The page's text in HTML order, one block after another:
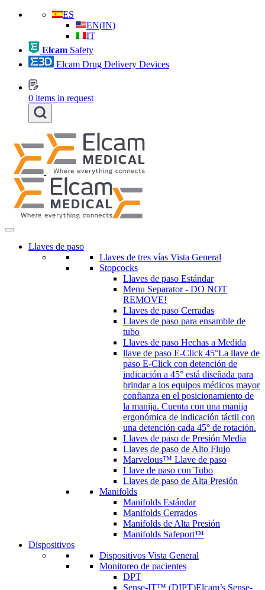
ES
EN(IN)
IT
Elcam Safety
Elcam Drug Delivery Devices
0 items in request
Llaves de paso
Llaves de tres vías Vista General
Stopcocks
Llaves de paso Estándar
Menu Separator - DO NOT
REMOVE!
Llaves de paso Cerradas
Llaves de paso para ensamble de
tubo
Llaves de paso Hechas a Medida
llave de paso E-Click 45°La llave de
paso E-Click con detención de
indicación a 45° está diseñada para
brindar a los equipos médicos mayor
confianza en el posicionamiento de
la manija. Cuenta con una manija
ergonómica de indicación táctil con
una detención cada 45° de rotación.
Llaves de paso de Presión Media
Llaves de paso de Alto Flujo
Marvelous™ Llave de paso
Llave de paso con Tubo
Llaves de paso de Alta Presión
Manifolds
Manifolds Estándar
Manifolds Cerrados
Manifolds de Alta Presión
Manifolds Safeport™
Dispositivos
Dispositivos Vista General
Monitoreo de pacientes
DPT
Sense-IT™ (DIPT)Elcam’s Sense-